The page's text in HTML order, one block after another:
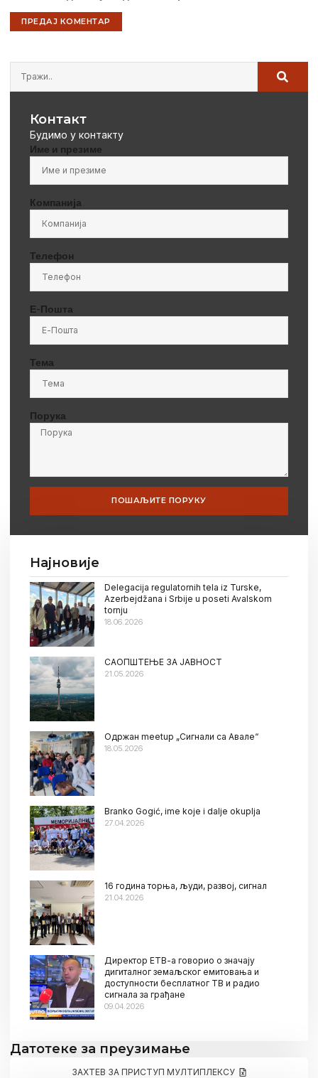
Контакт
Будимо у контакту
Име и презиме
Компанија
Телефон
Е-Пошта
Тема
Порука
ПОШАЉИТЕ ПОРУКУ
Најновије
Delegacija regulatornih tela iz Turske,
Azerbejdžana i Srbije u poseti Avalskom
tornju
18.06.2026
САОПШТЕЊЕ ЗА ЈАВНОСТ
21.05.2026
Oдржан meetup „Сигнали са Авале“
18.05.2026
Branko Gogić, ime koje i dalje okuplja
27.04.2026
16 година торња, људи, развој, сигнал
21.04.2026
Директор ЕТВ-а говорио о значају
дигиталног земаљског емитовања и
доступности бесплатног ТВ и радио
сигнала за грађане
09.04.2026
Датотеке за преузимање
ЗАХТЕВ ЗА ПРИСТУП МУЛТИПЛЕКСУ